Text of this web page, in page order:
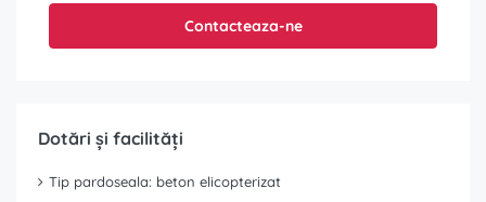
Contacteaza-ne
Dotări și facilități
Tip pardoseala: beton elicopterizat